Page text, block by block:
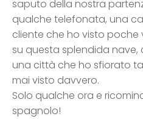
saputo della nostra
qualche telefonata, una
cliente che ho visto poche
su questa splendida nave,
una città che ho sfiorato
mai visto davvero.
Solo qualche ora e
spagnolo!